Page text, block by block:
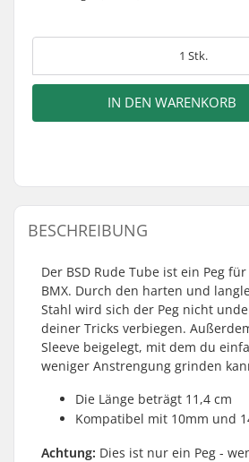
1 Stk.
IN DEN WARENKORB
BESCHREIBUNG
Der BSD Rude Tube ist ein Peg
BMX. Durch den harten und
Stahl wird sich der Peg nicht
deiner Tricks verbiegen.
Sleeve beigelegt, mit dem du
weniger Anstrengung grinden
Die Länge beträgt 11,4 cm
Kompatibel mit 10mm und
Achtung: Dies ist nur ein Peg -